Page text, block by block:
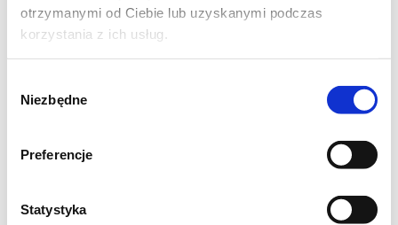
otrzymanymi od Ciebie lub uzyskanymi podczas
korzystania z ich usług.
zgody
Niezbędne
Preferencje
Statystyka